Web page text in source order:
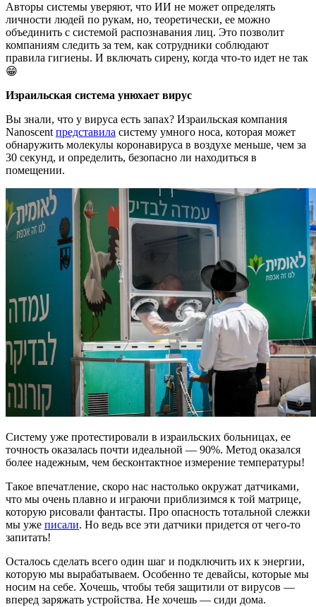
Авторы системы уверяют, что ИИ не может определять
личности людей по рукам, но, теоретически, ее можно
объединить с системой распознавания лиц. Это позволит
компаниям следить за тем, как сотрудники соблюдают
правила гигиены. И включать сирену, когда что-то идет не так
😁
Израильская система унюхает вирус
Вы знали, что у вируса есть запах? Израильская компания
Nanoscent представила систему умного носа, которая может
обнаружить молекулы коронавируса в воздухе меньше, чем за
30 секунд, и определить, безопасно ли находиться в
помещении.
Систему уже протестировали в израильских больницах, ее
точность оказалась почти идеальной — 90%. Метод оказался
более надежным, чем бесконтактное измерение температуры!
Такое впечатление, скоро нас настолько окружат датчиками,
что мы очень плавно и играючи приблизимся к той матрице,
которую рисовали фантасты. Про опасность тотальной слежки
мы уже писали. Но ведь все эти датчики придется от чего-то
запитать!
Осталось сделать всего один шаг и подключить их к энергии,
которую мы вырабатываем. Особенно те девайсы, которые мы
носим на себе. Хочешь, чтобы тебя защитили от вирусов —
вперед заряжать устройства. Не хочешь — сиди дома.